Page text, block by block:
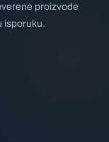
proizvode
isporuku.